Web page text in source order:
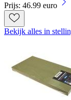
Prijs: 46.99 euro
Bekijk alles in